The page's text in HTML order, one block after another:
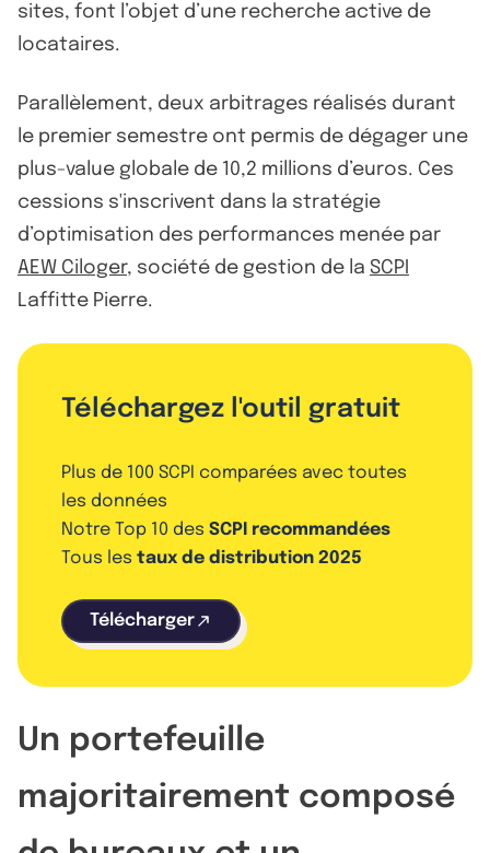
sites, font l’objet d’une recherche active de
locataires.
Parallèlement, deux arbitrages réalisés durant
le premier semestre ont permis de dégager une
plus-value globale de 10,2 millions d’euros. Ces
cessions s'inscrivent dans la stratégie
d’optimisation des performances menée par
AEW Ciloger, société de gestion de la SCPI
Laffitte Pierre.
Téléchargez l'outil gratuit
Plus de 100 SCPI comparées avec toutes
les données
Notre Top 10 des SCPI recommandées
Tous les taux de distribution 2025
Télécharger
Un portefeuille
majoritairement composé